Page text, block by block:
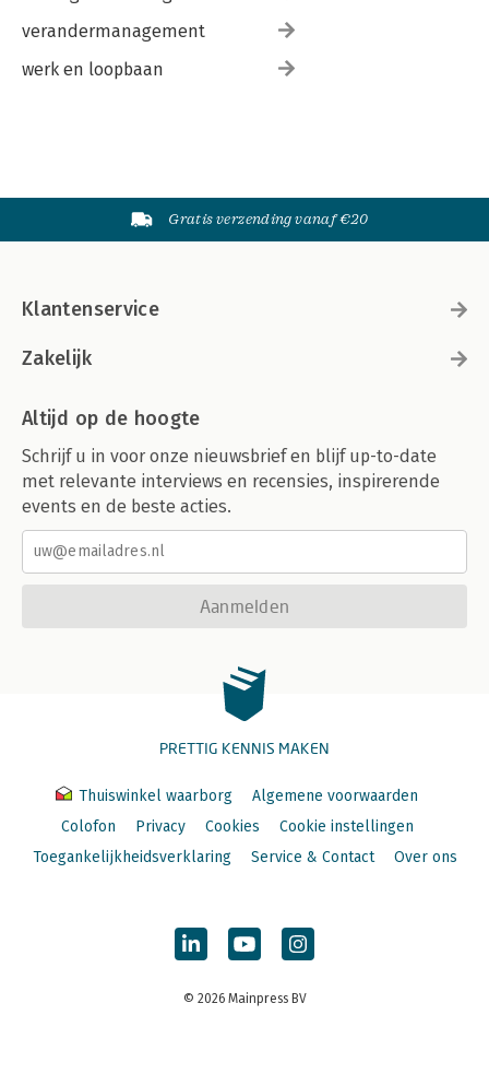
verandermanagement
werk en loopbaan
Gratis verzending vanaf €20
Klantenservice
Zakelijk
Altijd op de hoogte
Schrijf u in voor onze nieuwsbrief en blijf up-to-date
met relevante interviews en recensies, inspirerende
events en de beste acties.
Aanmelden
PRETTIG KENNIS MAKEN
Thuiswinkel waarborg
Algemene voorwaarden
Colofon
Privacy Cookies
Cookie instellingen
Toegankelijkheidsverklaring
Service & Contact Over ons
© 2026 Mainpress BV